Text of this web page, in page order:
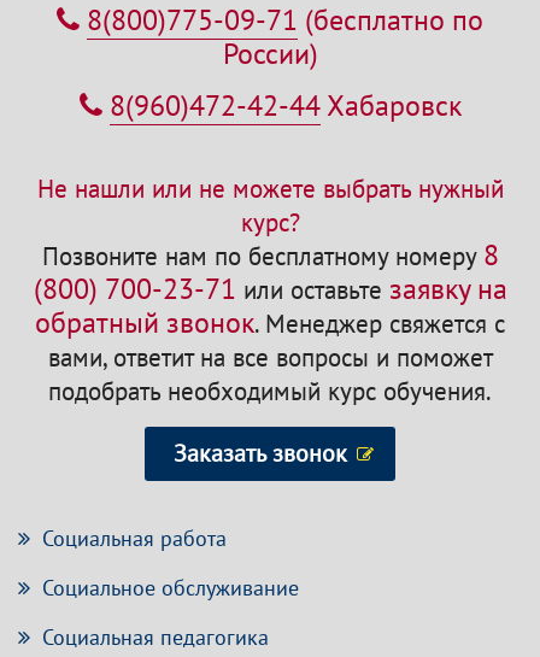
8(800)775-09-71 (бесплатно по
России)
8(960)472-42-44Хабаровск
Не нашли или не можете выбрать нужный
курс?
Позвоните нам по бесплатному номеру 8
(800) 700-23-71 или оставьте заявку на
обратный звонок.Менеджер свяжется с
вами, ответит на все вопросы и поможет
подобрать необходимый курс обучения.
Заказать звонок
Социальная работа
Социальное обслуживание
Социальная педагогика